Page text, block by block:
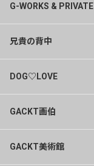
G-WORKS & PRIVATE
兄貴の背中
DOG♡LOVE
GACKT画伯
GACKT美術館